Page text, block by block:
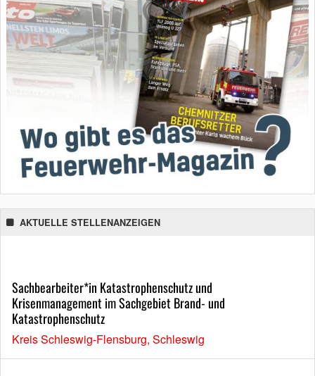
AKTUELLE STELLENANZEIGEN
Sachbearbeiter*in Katastrophenschutz und
Krisenmanagement im Sachgebiet Brand- und
Katastrophenschutz
Kreis Schleswig-Flensburg, Schleswig